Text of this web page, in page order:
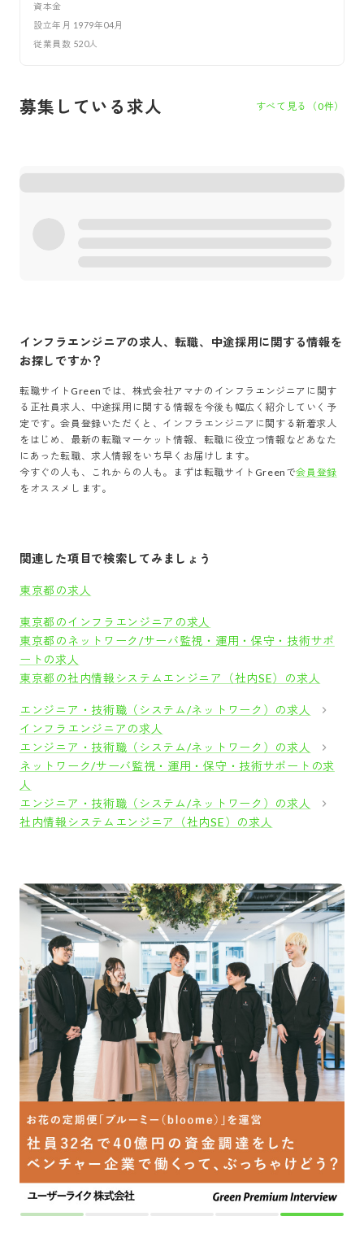
資本金
設立年月 1979年04月
従業員数 520人
募集している求人 すべて見る（0件）
インフラエンジニアの求人、転職、中途採用に関する情報を
お探しですか？
転職サイトGreenでは、 株式会社アマナ の インフラエンジニア に関す
る正社員求人、中途採用に関する情報を今後も幅広く紹介していく予
定です。会員登録いただくと、 インフラエンジニア に関する新着求人
をはじめ、最新の転職マーケット情報、転職に役立つ情報などあなた
にあった転職、求人情報をいち早くお届けします。
今すぐの人も、これからの人も。まずは転職サイトGreenで会員登録
をオススメします。
関連した項目で検索してみましょう
東京都の求人
東京都のインフラエンジニアの求人
東京都のネットワーク/サーバ監視・運用・保守・技術サポ
ートの求人
東京都の社内情報システムエンジニア（社内SE）の求人
エンジニア・技術職（システム/ネットワーク）の求人
インフラエンジニアの求人
エンジニア・技術職（システム/ネットワーク）の求人
ネットワーク/サーバ監視・運用・保守・技術サポートの求
人
エンジニア・技術職（システム/ネットワーク）の求人
社内情報システムエンジニア（社内SE）の求人
採用をお考えの方 運営会社プライバシーポリシーセキュリティポリシー
利用者情報の外部送信
利用規約 よくある質問 サイトマップ Green Identity
Copyright© Atrae, Inc. All Right Reserved.
転職サイトGreen エンジニア・技術職（システム/ネットワーク）の求人
【国内最大規模のクリエイティブカンパニー】組織を支えるサポートエンジニア募集！